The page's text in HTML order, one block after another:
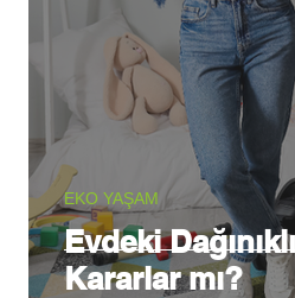
Evdeki
Kararlar mı?
EKO YAŞAM